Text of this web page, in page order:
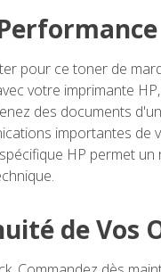
pour ce toner de
votre imprimante
des documents
importantes de
HP permet
de Vos